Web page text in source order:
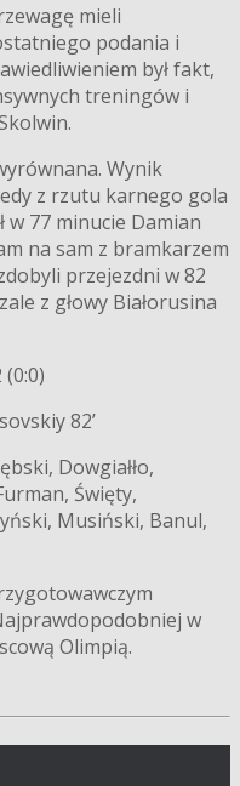
mieli
podania i
był fakt,
treningów i
Wynik
z rzutu karnego gola
w 77 minucie Damian
na sam z bramkarzem
przejezdni w 82
z głowy Białorusina
82’
Dowgiałło,
Święty,
Musiński, Banul,
w
Olimpią.